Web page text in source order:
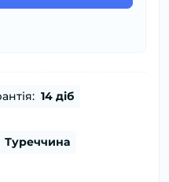
14 діб
Туреччина